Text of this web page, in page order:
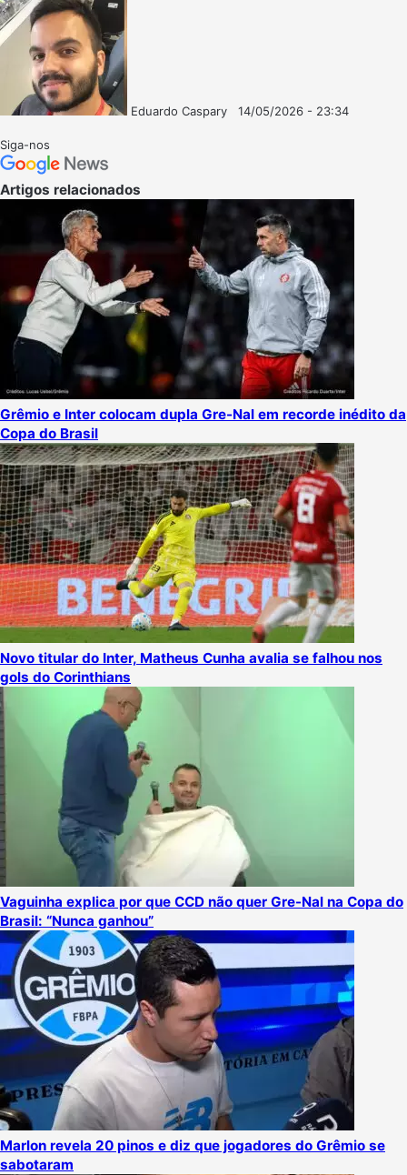
Eduardo Caspary
14/05/2026 - 23:34
Siga-nos
Artigos relacionados
Grêmio e Inter colocam dupla Gre-Nal em recorde inédito da
Copa do Brasil
Novo titular do Inter, Matheus Cunha avalia se falhou nos
gols do Corinthians
Vaguinha explica por que CCD não quer Gre-Nal na Copa do
Brasil: “Nunca ganhou”
Marlon revela 20 pinos e diz que jogadores do Grêmio se
sabotaram